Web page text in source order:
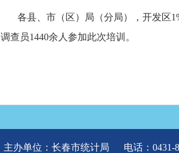
各县、市（区）局（分局），开发区
调查员1440余人参加此次培训。
主办单位：长春市统计局
电话：0431-